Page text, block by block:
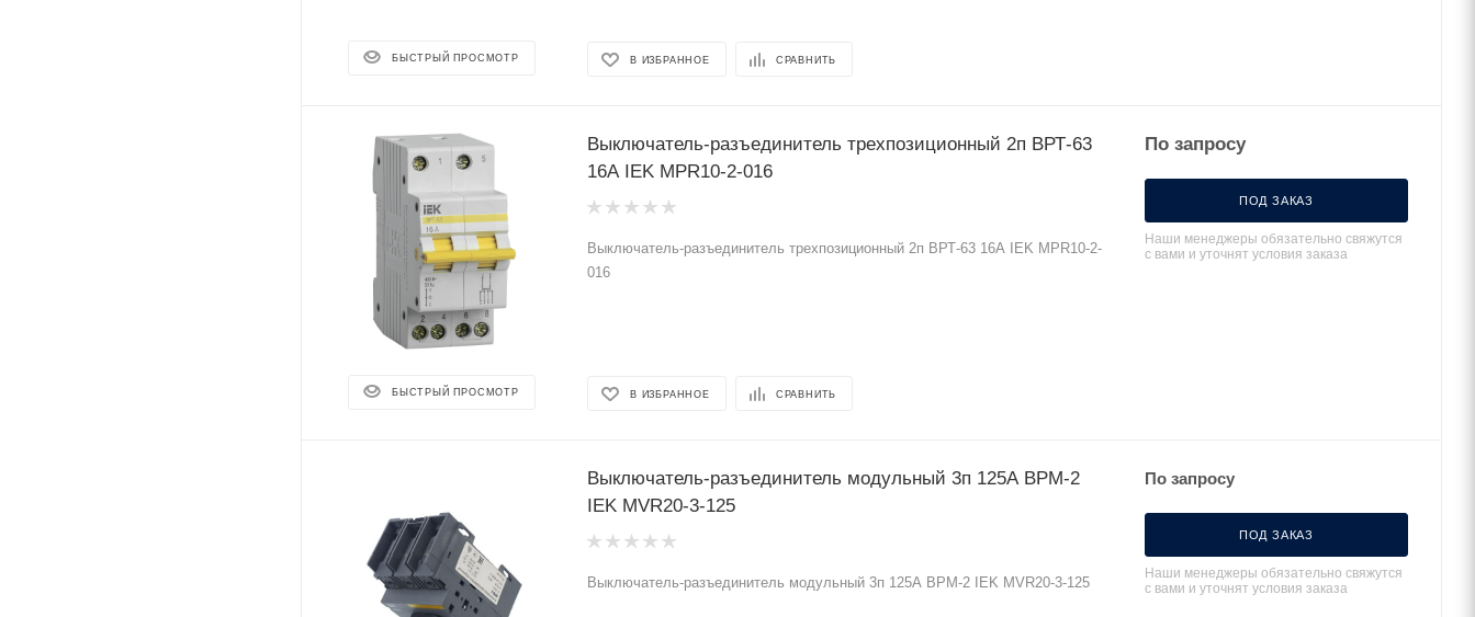
БЫСТРЫЙ ПРОСМОТР В ИЗБРАННОЕ СРАВНИТЬ
БЫСТРЫЙ ПРОСМОТР
Выключатель-разъединитель трехпозиционный 2п ВРТ-63
16А IEK MPR10-2-016
Выключатель-разъединитель трехпозиционный 2п ВРТ-63 16А IEK MPR10-2-
016
В ИЗБРАННОЕ СРАВНИТЬ
По запросу
ПОД ЗАКАЗ
Наши менеджеры обязательно свяжутся
с вами и уточнят условия заказа
Выключатель-разъединитель модульный 3п 125А ВРМ-2
IEK MVR20-3-125
Выключатель-разъединитель модульный 3п 125А ВРМ-2 IEK MVR20-3-125
По запросу
ПОД ЗАКАЗ
Наши менеджеры обязательно свяжутся
с вами и уточнят условия заказа